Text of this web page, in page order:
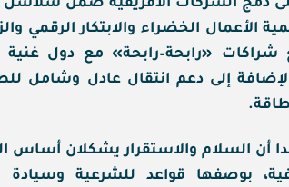
دمج الشركات الأفريقية ضمن سلاسل
الأعمال الخضراء والابتكار الرقمي
«رابحة–رابحة» مع دول غنية
إلى دعم انتقال عادل وشامل
أن السلام والاستقرار يشكلان أساس
بوصفها قواعد للشرعية وسيادة